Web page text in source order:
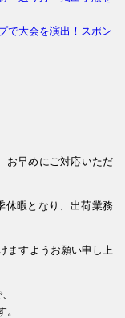
で大会を演出！スポン
お早めにご対応いただ
休暇となり、出荷業務
ますようお願い申し上